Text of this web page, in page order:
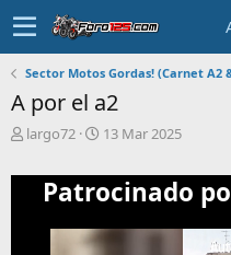
Sector Motos Gordas! (Carnet A2
A por el a2
T
m
largo72
F
c
h
d
13 Mar 2025
Patrocinado